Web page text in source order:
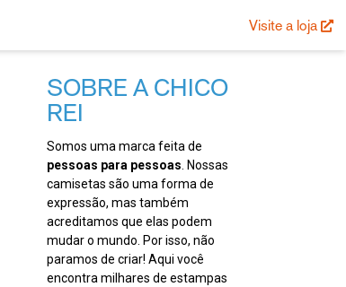
Visite a loja
SOBRE A CHICO
REI
Somos uma marca feita de
pessoas para pessoas . Nossas
camisetas são uma forma de
expressão, mas também
acreditamos que elas podem
mudar o mundo. Por isso, não
paramos de criar! Aqui você
encontra milhares de estampas